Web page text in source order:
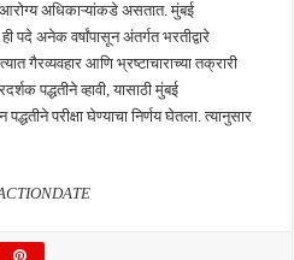
आरोग्य अधिकाऱ्यांकडे असतात. मुंबई
पदे अनेक वर्षांपासून अंतर्गत भरतीद्वारे
गैरव्यवहार आणि भ्रष्टाचाराच्या तक्रारी
पद्धतीने व्हावी, यासाठी मुंबई
परीक्षा घेण्याचा निर्णय घेतला. त्यानुसार